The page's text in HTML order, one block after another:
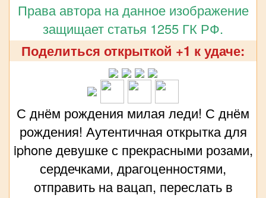
Права автора на данное изображение
защищает статья 1255 ГК РФ.
Поделиться открыткой +1 к удаче:
С днём рождения милая леди! С днём
рождения! Аутентичная открытка для
iphone девушке с прекрасными розами,
сердечками, драгоценностями,
отправить на вацап, переслать в